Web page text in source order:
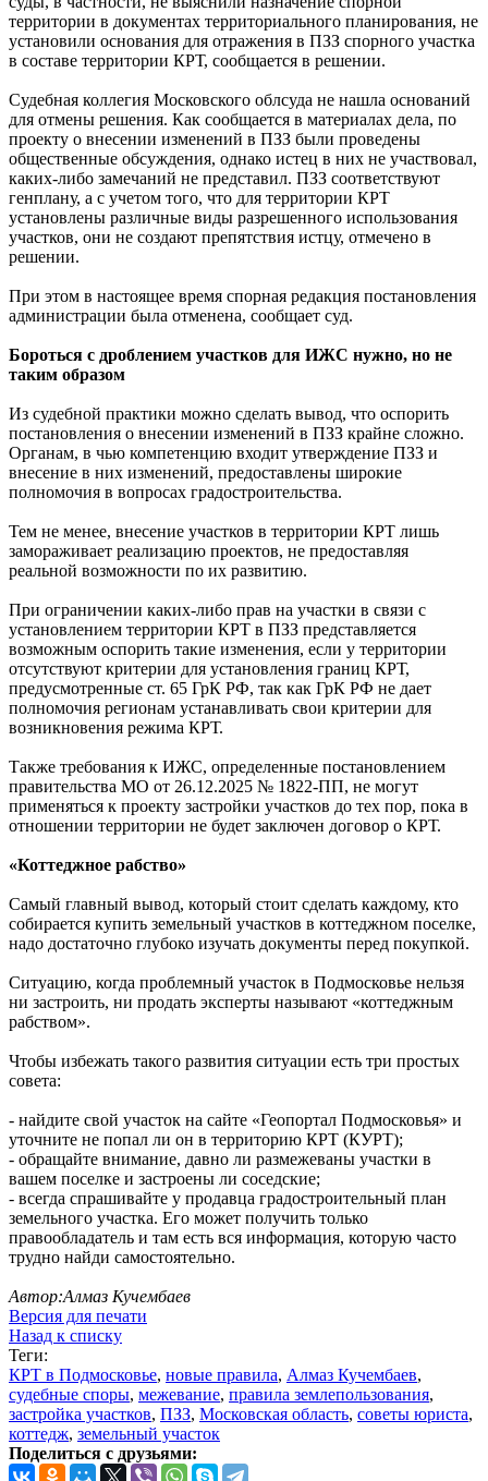
территории в документах территориального планирования, не
установили основания для отражения в ПЗЗ спорного участка
в составе территории КРТ, сообщается в решении.
Судебная коллегия Московского облсуда не нашла оснований
для отмены решения. Как сообщается в материалах дела, по
проекту о внесении изменений в ПЗЗ были проведены
общественные обсуждения, однако истец в них не участвовал,
каких-либо замечаний не представил. ПЗЗ соответствуют
генплану, а с учетом того, что для территории КРТ
установлены различные виды разрешенного использования
участков, они не создают препятствия истцу, отмечено в
решении.
При этом в настоящее время спорная редакция постановления
администрации была отменена, сообщает суд.
Бороться с дроблением участков для ИЖС нужно, но не
таким образом
Из судебной практики можно сделать вывод, что оспорить
постановления о внесении изменений в ПЗЗ крайне сложно.
Органам, в чью компетенцию входит утверждение ПЗЗ и
внесение в них изменений, предоставлены широкие
полномочия в вопросах градостроительства.
Тем не менее, внесение участков в территории КРТ лишь
замораживает реализацию проектов, не предоставляя
реальной возможности по их развитию.
При ограничении каких-либо прав на участки в связи с
установлением территории КРТ в ПЗЗ представляется
возможным оспорить такие изменения, если у территории
отсутствуют критерии для установления границ КРТ,
предусмотренные ст. 65 ГрК РФ, так как ГрК РФ не дает
полномочия регионам устанавливать свои критерии для
возникновения режима КРТ.
Также требования к ИЖС, определенные постановлением
правительства МО от 26.12.2025 № 1822-ПП, не могут
применяться к проекту застройки участков до тех пор, пока в
отношении территории не будет заключен договор о КРТ.
«Коттеджное рабство»
Самый главный вывод, который стоит сделать каждому, кто
собирается купить земельный участков в коттеджном поселке,
надо достаточно глубоко изучать документы перед покупкой.
Ситуацию, когда проблемный участок в Подмосковье нельзя
ни застроить, ни продать эксперты называют «коттеджным
рабством».
Чтобы избежать такого развития ситуации есть три простых
совета:
- найдите свой участок на сайте «Геопортал Подмосковья» и
уточните не попал ли он в территорию КРТ (КУРТ);
- обращайте внимание, давно ли размежеваны участки в
вашем поселке и застроены ли соседские;
- всегда спрашивайте у продавца градостроительный план
земельного участка. Его может получить только
правообладатель и там есть вся информация, которую часто
трудно найди самостоятельно.
Автор:Алмаз Кучембаев
Версия для печати
Назад к списку
Теги:
КРТ в Подмосковье, новые правила, Алмаз Кучембаев,
судебные споры, межевание, правила землепользования,
застройка участков, ПЗЗ, Московская область, советы юриста,
коттедж, земельный участок
Поделиться с друзьями: